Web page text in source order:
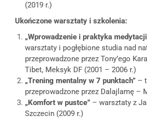
(2019 r.)
Ukończone warsztaty i szkolenia:
„Wprowadzenie i praktyka
warsztaty i pogłębione studia nad
przeprowadzone przez Tony’ego
Tibet, Meksyk DF (2001 – 2006 r.)
„Trening mentalny w 7 punktach” –
przeprowadzone przez Dalajlamę –
„Komfort w pustce” – warsztaty z
Szczecin (2009 r.)